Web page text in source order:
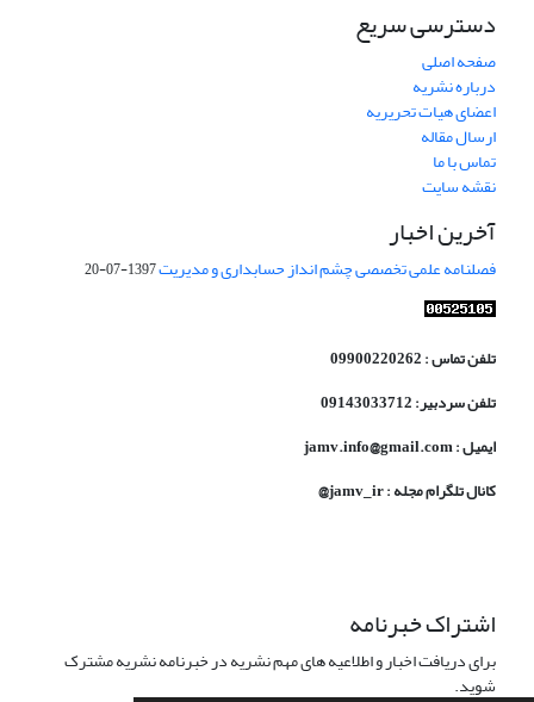
دسترسی سریع
صفحه اصلی
درباره نشریه
اعضای هیات تحریریه
ارسال مقاله
تماس با ما
نقشه سایت
آخرین اخبار
فصلنامه علمی تخصصی چشم انداز حسابداری و مدیریت1397-07-20
تلفن تماس : 09900220262
تلفن سردبیر: 09143033712
ایمیل : jamv.info@gmail.com
کانال تلگرام مجله : jamv_ir@
اشتراک خبرنامه
برای دریافت اخبار و اطلاعیه های مهم نشریه در خبرنامه نشریه مشترک
شوید.